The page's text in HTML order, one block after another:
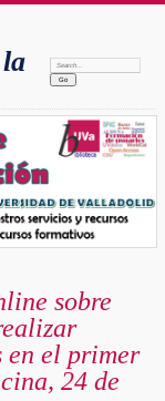
Search:
sobre
en el primer
24 de